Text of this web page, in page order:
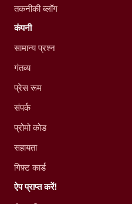
तकनीकी ब्लॉग
कंपनी
सामान्य प्रश्न
गंतव्य
प्रेस रूम
संपर्क
प्रोमो कोड
सहायता
गिफ़्ट कार्ड
ऐप प्राप्त करें!